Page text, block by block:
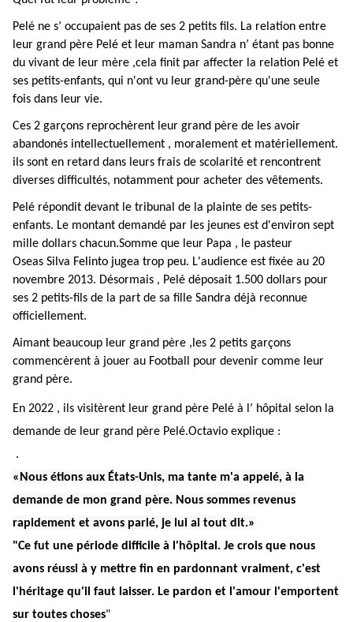
Pelé ne s’ occupaient pas de ses 2 petits fils. La relation entre
leur grand père Pelé et leur maman Sandra n’ étant pas bonne
du vivant de leur mère ,cela finit par affecter la relation Pelé et
ses petits-enfants, qui n'ont vu leur grand-père qu'une seule
fois dans leur vie.
Ces 2 garçons reprochèrent leur grand père de les avoir
abandonés intellectuellement , moralement et matériellement.
ils sont en retard dans leurs frais de scolarité et rencontrent
diverses difficultés, notamment pour acheter des vêtements.
Pelé répondit devant le tribunal de la plainte de ses petits-
enfants. Le montant demandé par les jeunes est d'environ sept
mille dollars chacun.Somme que leur Papa , le pasteur
Oseas Silva Felinto jugea trop peu. L'audience est fixée au 20
novembre 2013. Désormais , Pelé déposait 1.500 dollars pour
ses 2 petits-fils de la part de sa fille Sandra déjà reconnue
officiellement.
Aimant beaucoup leur grand père ,les 2 petits garçons
commencèrent à jouer au Football pour devenir comme leur
grand père.
En 2022 , ils visitèrent leur grand père Pelé à l’ hôpital selon la
demande de leur grand père Pelé.Octavio explique :
.
«Nous étions aux États-Unis, ma tante m'a appelé, à la
demande de mon grand père. Nous sommes revenus
rapidement et avons parlé, je lui ai tout dit.»
"Ce fut une période difficile à l'hôpital. Je crois que nous
avons réussi à y mettre fin en pardonnant vraiment, c'est
l'héritage qu'il faut laisser. Le pardon et l'amour l'emportent
sur toutes choses"